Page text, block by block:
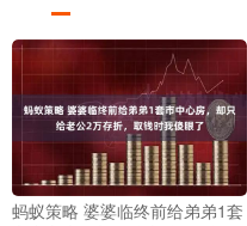
蚂蚁策略 婆婆临终前给弟弟1套